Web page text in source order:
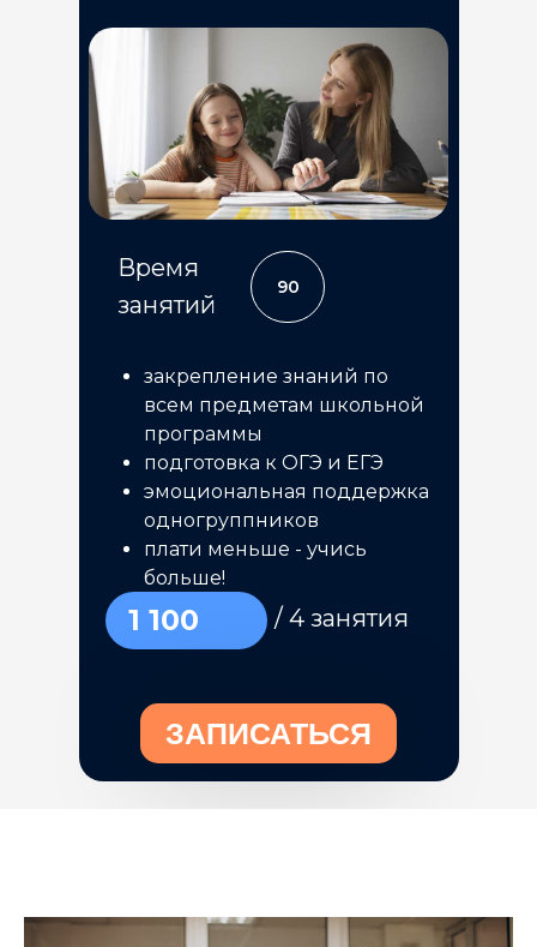
закрепление знаний по
всем предметам школьной
программы
подготовка к ОГЭ и ЕГЭ
эмоциональная поддержка
одногруппников
плати меньше - учись
больше!
/ 4 занятия
Время
занятий
1 100
ЗАПИСАТЬСЯ
90